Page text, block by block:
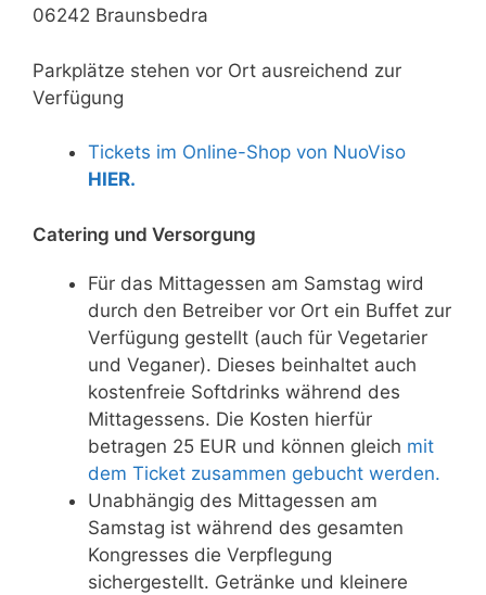
06242 Braunsbedra
Parkplätze stehen vor Ort ausreichend zur
Verfügung
Tickets im Online-Shop von NuoViso
HIER.
Catering und Versorgung
Für das Mittagessen am Samstag wird
durch den Betreiber vor Ort ein Buffet zur
Verfügung gestellt (auch für Vegetarier
und Veganer). Dieses beinhaltet auch
kostenfreie Softdrinks während des
Mittagessens. Die Kosten hierfür
betragen 25 EUR und können gleich mit
dem Ticket zusammen gebucht werden.
Unabhängig des Mittagessen am
Samstag ist während des gesamten
Kongresses die Verpflegung
sichergestellt. Getränke und kleinere